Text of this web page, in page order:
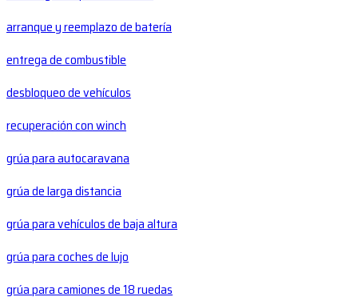
arranque y reemplazo de batería
entrega de combustible
desbloqueo de vehículos
recuperación con winch
grúa para autocaravana
grúa de larga distancia
grúa para vehículos de baja altura
grúa para coches de lujo
grúa para camiones de 18 ruedas